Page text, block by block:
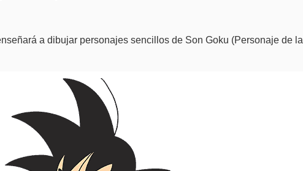
a dibujar personajes sencillos de Son Goku (Personaje de la